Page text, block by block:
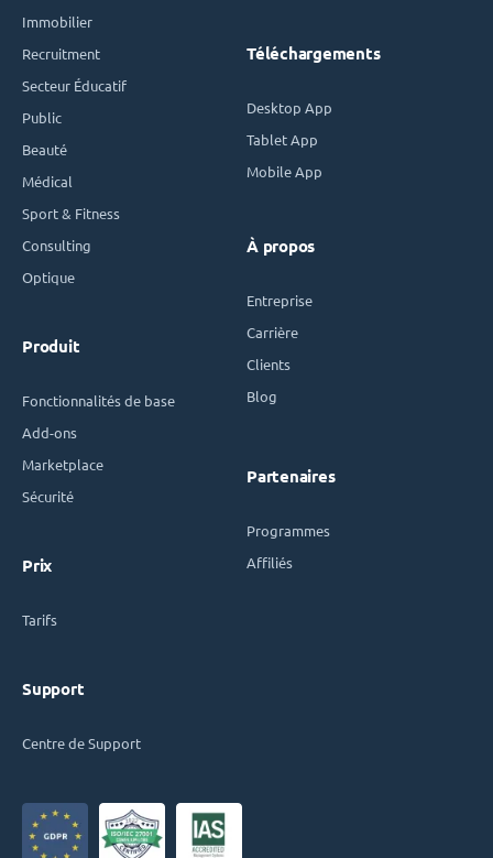
Immobilier
Recruitment
Secteur Éducatif
Public
Beauté
Médical
Sport & Fitness
Consulting
Optique
Produit
Fonctionnalités de base
Add-ons
Marketplace
Sécurité
Prix
Tarifs
Support
Centre de Support
Téléchargements
Desktop App
Tablet App
Mobile App
À propos
Entreprise
Carrière
Clients
Blog
Partenaires
Programmes
Affiliés